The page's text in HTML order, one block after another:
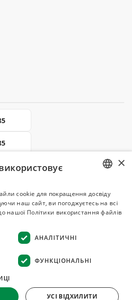
ТА ПРЯНОЩІ
спецій та прянощів Делюкс, Київ
захищені авторським правом
Гарантія якості · Конфіденційність
від відповідальності
UKRAINIAN
×
cookie для покращення досвіду
наш сайт, ви погоджуєтесь на всі
нашої Політики використання файлів
АНАЛІТИЧНІ
ФУНКЦІОНАЛЬНІ
УСІ ВІДХИЛИТИ